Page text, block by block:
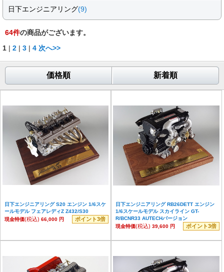
日下エンジニアリング(9)
64件の商品がございます。
1 | 2 | 3 | 4 次へ>>
価格順 新着順
日下エンジニアリング S20 エンジン 1/6スケ
ールモデル フェアレディZ Z432/S30
現金特価(税込) 66,000 円 ポイント3倍
日下エンジニアリング RB26DETT エンジン
1/6スケールモデル スカイライン GT-
R/BCNR33 AUTECHバージョン
現金特価(税込) 39,600 円 ポイント3倍